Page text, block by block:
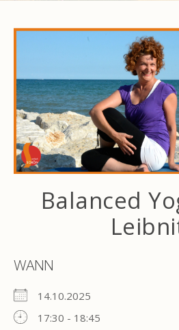
Balanced
WANN
14.10.2025
17:30 - 18:45